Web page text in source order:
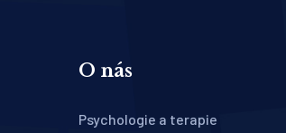
O nás
Psychologie a terapie